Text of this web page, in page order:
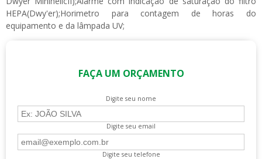
HEPA(Dwy'er);Horimetro para contagem de horas do
equipamento e da lâmpada UV;
FAÇA UM ORÇAMENTO
Digite seu nome
Digite seu email
Digite seu telefone